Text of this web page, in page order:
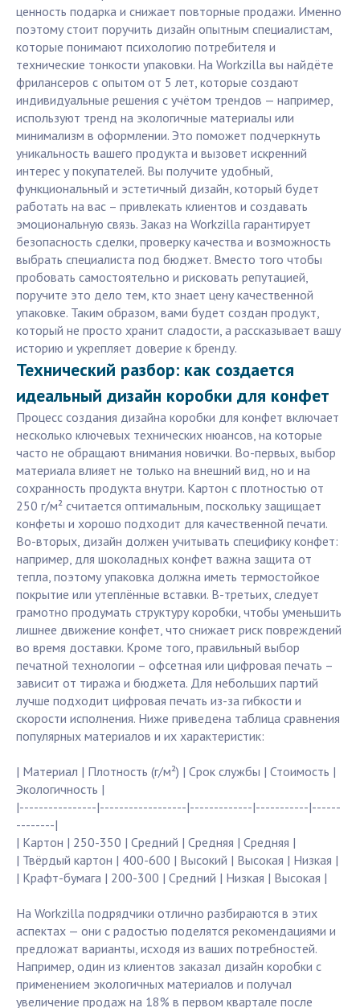
ценность подарка и снижает повторные продажи. Именно
поэтому стоит поручить дизайн опытным специалистам,
которые понимают психологию потребителя и
технические тонкости упаковки. На Workzilla вы найдёте
фрилансеров с опытом от 5 лет, которые создают
индивидуальные решения с учётом трендов — например,
используют тренд на экологичные материалы или
минимализм в оформлении. Это поможет подчеркнуть
уникальность вашего продукта и вызовет искренний
интерес у покупателей. Вы получите удобный,
функциональный и эстетичный дизайн, который будет
работать на вас – привлекать клиентов и создавать
эмоциональную связь. Заказ на Workzilla гарантирует
безопасность сделки, проверку качества и возможность
выбрать специалиста под бюджет. Вместо того чтобы
пробовать самостоятельно и рисковать репутацией,
поручите это дело тем, кто знает цену качественной
упаковке. Таким образом, вами будет создан продукт,
который не просто хранит сладости, а рассказывает вашу
историю и укрепляет доверие к бренду.
Технический разбор: как создается
идеальный дизайн коробки для конфет
Процесс создания дизайна коробки для конфет включает
несколько ключевых технических нюансов, на которые
часто не обращают внимания новички. Во-первых, выбор
материала влияет не только на внешний вид, но и на
сохранность продукта внутри. Картон с плотностью от
250 г/м² считается оптимальным, поскольку защищает
конфеты и хорошо подходит для качественной печати.
Во-вторых, дизайн должен учитывать специфику конфет:
например, для шоколадных конфет важна защита от
тепла, поэтому упаковка должна иметь термостойкое
покрытие или утеплённые вставки. В-третьих, следует
грамотно продумать структуру коробки, чтобы уменьшить
лишнее движение конфет, что снижает риск повреждений
во время доставки. Кроме того, правильный выбор
печатной технологии – офсетная или цифровая печать –
зависит от тиража и бюджета. Для небольших партий
лучше подходит цифровая печать из-за гибкости и
скорости исполнения. Ниже приведена таблица сравнения
популярных материалов и их характеристик:
| Материал | Плотность (г/м²) | Срок службы | Стоимость |
Экологичность |
|----------------|------------------|-------------|-----------|------
--------|
| Картон | 250-350 | Средний | Средняя | Средняя |
| Твёрдый картон | 400-600 | Высокий | Высокая | Низкая |
| Крафт-бумага | 200-300 | Средний | Низкая | Высокая |
На Workzilla подрядчики отлично разбираются в этих
аспектах — они с радостью поделятся рекомендациями и
предложат варианты, исходя из ваших потребностей.
Например, один из клиентов заказал дизайн коробки с
применением экологичных материалов и получал
увеличение продаж на 18% в первом квартале после